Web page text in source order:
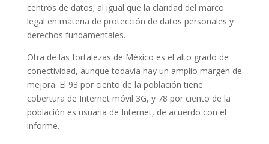
centros de datos; al igual que la claridad del marco
legal en materia de protección de datos personales y
derechos fundamentales.
Otra de las fortalezas de México es el alto grado de
conectividad, aunque todavía hay un amplio margen de
mejora. El 93 por ciento de la población tiene
cobertura de Internet móvil 3G, y 78 por ciento de la
población es usuaria de Internet, de acuerdo con el
informe.